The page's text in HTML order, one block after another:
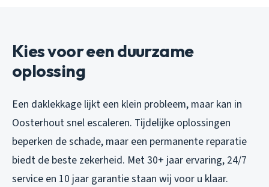
Kies voor een duurzame
oplossing
Een daklekkage lijkt een klein probleem, maar kan in
Oosterhout snel escaleren. Tijdelijke oplossingen
beperken de schade, maar een permanente reparatie
biedt de beste zekerheid. Met 30+ jaar ervaring, 24/7
service en 10 jaar garantie staan wij voor u klaar.